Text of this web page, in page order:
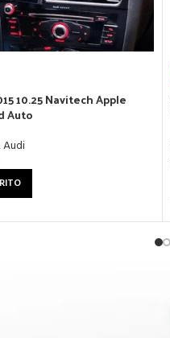
10.25 Navitech Apple
Auto
Audi